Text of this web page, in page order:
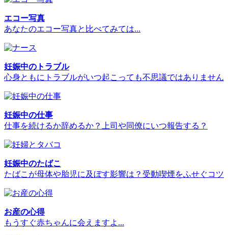
エコー写真
あなたのエコー写真と比べてみては...
妊娠中のトラブル
心身ともにトラブルがいつ起こっても不思議ではありません
妊娠中の仕事
仕事を続けるか辞めるか？上司や同僚にいつ報告する？
妊娠中のたばこ
たばこが母体や胎児に及ぼす影響は？受動喫煙をふせぐコツ
お産の心得
もうすぐ赤ちゃんに会えますよ...